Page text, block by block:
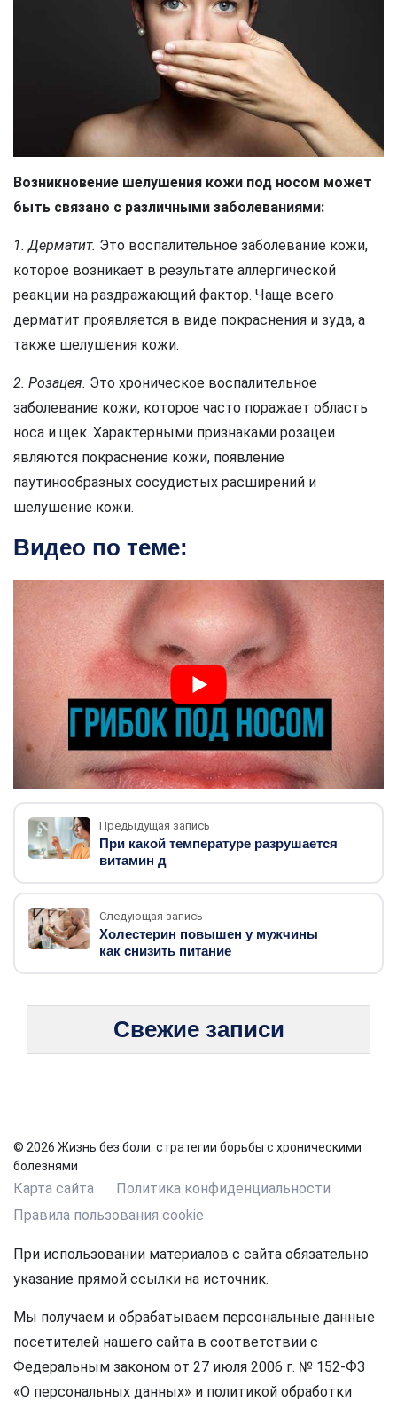
Возникновение шелушения кожи под носом может
быть связано с различными заболеваниями:
1. Дерматит. Это воспалительное заболевание кожи,
которое возникает в результате аллергической
реакции на раздражающий фактор. Чаще всего
дерматит проявляется в виде покраснения и зуда, а
также шелушения кожи.
2. Розацея. Это хроническое воспалительное
заболевание кожи, которое часто поражает область
носа и щек. Характерными признаками розацеи
являются покраснение кожи, появление
паутинообразных сосудистых расширений и
шелушение кожи.
Видео по теме:
Предыдущая запись
При какой температуре разрушается
витамин д
Следующая запись
Холестерин повышен у мужчины
как снизить питание
Свежие записи
© 2026 Жизнь без боли: стратегии борьбы с хроническими
болезнями
Карта сайта
Политика конфиденциальности
Правила пользования cookie
При использовании материалов с сайта обязательно
указание прямой ссылки на источник.
Мы получаем и обрабатываем персональные данные
посетителей нашего сайта в соответствии с
Федеральным законом от 27 июля 2006 г. № 152-ФЗ
«О персональных данных» и политикой обработки